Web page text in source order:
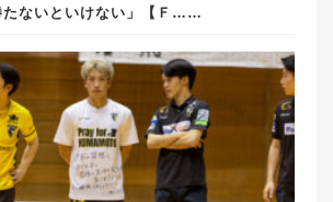
たないといけない」【Ｆ……